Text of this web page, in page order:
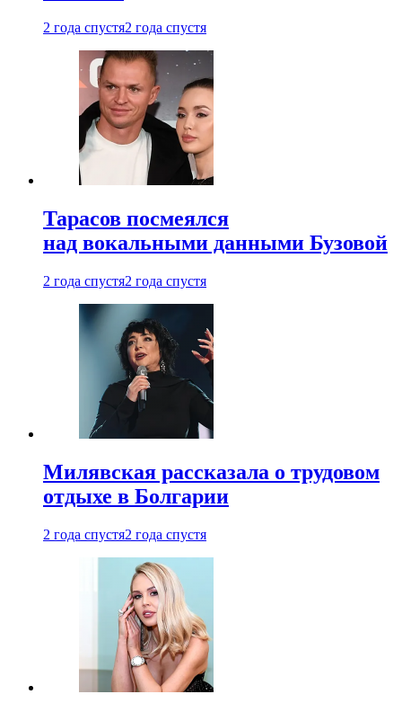
2 года спустя2 года спустя
Тарасов посмеялся
над вокальными данными Бузовой
2 года спустя2 года спустя
Милявская рассказала о трудовом
отдыхе в Болгарии
2 года спустя2 года спустя